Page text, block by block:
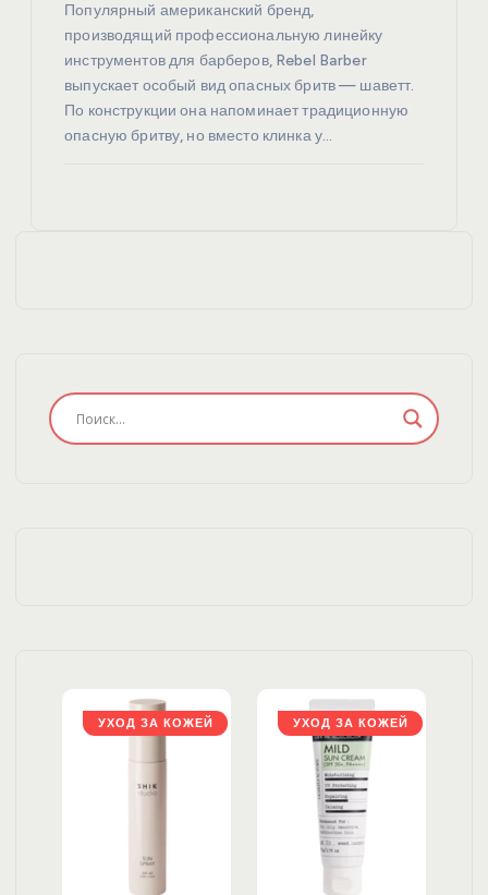
Популярный американский бренд,
производящий профессиональную линейку
инструментов для барберов, Rebel Barber
выпускает особый вид опасных бритв — шаветт.
По конструкции она напоминает традиционную
опасную бритву, но вместо клинка у…
УХОД ЗА КОЖЕЙ УХОД ЗА КОЖЕЙ